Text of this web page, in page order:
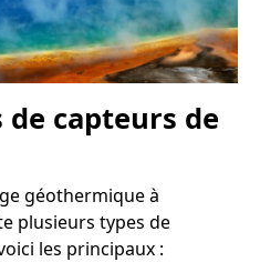
capteurs de
géothermique à
plusieurs types de
les principaux :